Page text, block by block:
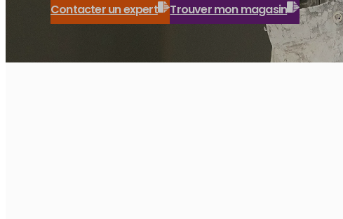
Contacter un expert Trouver mon magasin